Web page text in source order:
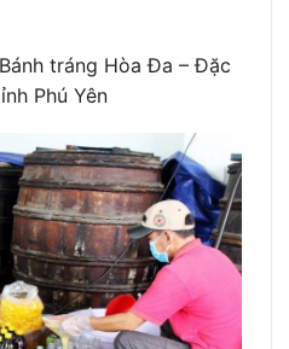
tráng Hòa Đa – Đặc
Phú Yên